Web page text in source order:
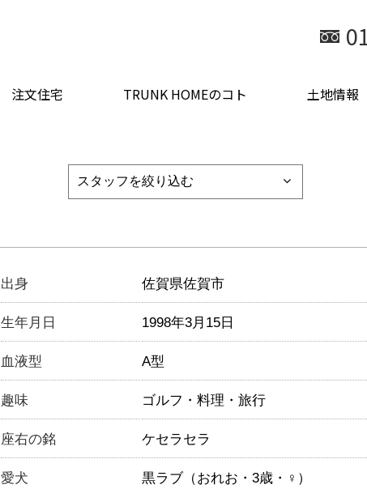
注文住宅 TRUNK HOMEのコト 土地情報
出身 佐賀県佐賀市
生年月日 1998年3月15日
血液型 A型
趣味 ゴルフ・料理・旅行
座右の銘 ケセラセラ
愛犬 黒ラブ（おれお・3歳・♀）